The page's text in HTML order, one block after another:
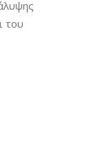
του